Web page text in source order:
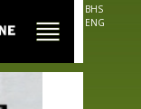
BHS
ENG